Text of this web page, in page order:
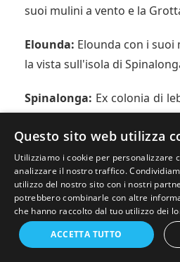
suoi mulini a vento e la
Elounda: Elounda con i
la vista sull'isola di
Spinalonga: Ex colonia di
cielo aperto.
🎫 Biglietti e Visite
Biglietto combinato:
Museo Archeologico e
Gole di Samaria:
consigliata (6-8 ore)
🤖 Chiedi
Questo sito web utilizza
Utilizziamo i cookie per personalizzare
analizzare il nostro traffico.
utilizzo del nostro sito con i nostri
potrebbero combinarle con altre
che hanno raccolto dal tuo utilizzo dei
ACCETTA TUTTO